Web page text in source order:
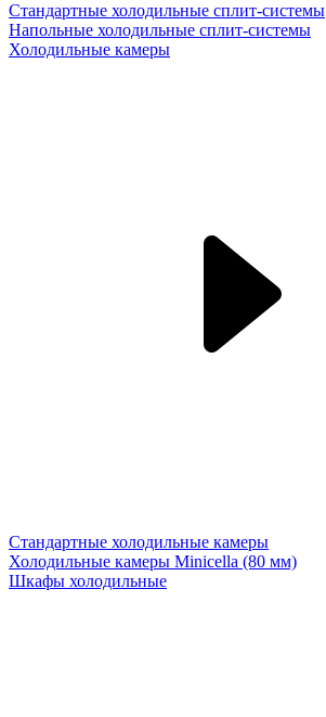
Стандартные холодильные сплит-системы
Напольные холодильные сплит-системы
Холодильные камеры
Стандартные холодильные камеры
Холодильные камеры Minicella (80 мм)
Шкафы холодильные